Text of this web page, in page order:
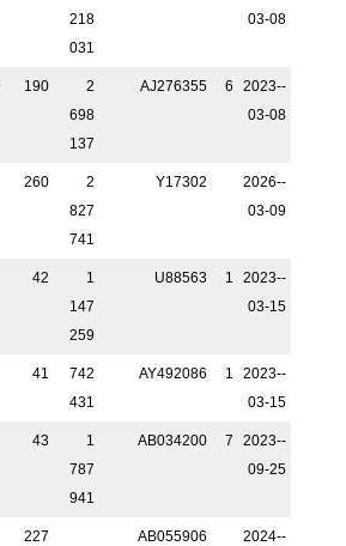
218
031
03-08
190
2
698
137
AJ276355 6
2023-­
03-08
260
2
827
741
Y17302
2026-­
03-09
42
1
147
259
U88563 1
2023-­
03-15
41
742
431
AY492086 1
2023-­
03-15
43
1
787
941
AB034200 7
2023-­
09-25
227 AB055906
2024-­